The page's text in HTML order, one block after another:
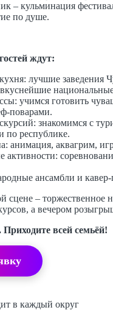
– кульминация
по душе.
ждут:
лучшие заведения
вкуснейшие
учимся готовить
поварами.
знакомимся с
по республике.
анимация, аквагрим,
активности:
ансамбли и
сцене – торжественное
а вечером
всей семьёй!
в каждый округ